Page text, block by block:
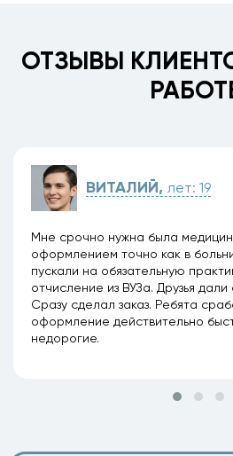
ОТЗЫВЫ
ВИТАЛИЙ, лет: 19
Мне срочно нужна была
оформлением точно как в
пускали на обязательную
отчисление из ВУЗа. Друзья
Сразу сделал заказ. Ребята
оформление действительно
недорогие.